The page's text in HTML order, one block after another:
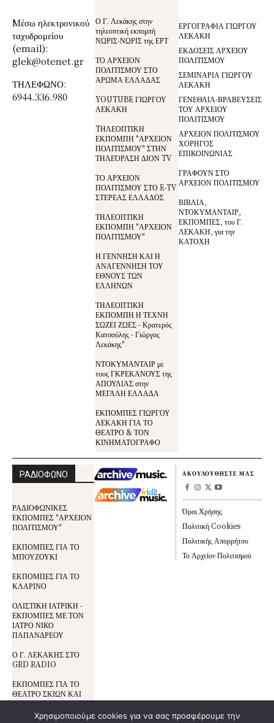
Mέσω ηλεκτρονικού
ταχυδρομείου
(email):
glek@otenet.gr
ΤΗΛΕΦΩΝΟ:
6944.336.980
Ο Γ. Λεκάκης στην
τηλεοπτική εκπομπή
ΝΩΡΙΣ-ΝΩΡΙΣ της ΕΡΤ
ΤΟ ΑΡΧΕΙΟΝ
ΠΟΛΙΤΙΣΜΟΥ ΣΤΟ
ΑΡΩΜΑ ΕΛΛΑΔΑΣ
YOUTUBE ΓΙΩΡΓΟΥ
ΛΕΚΑΚΗ
TΗΛΕΟΠΤΙΚΗ
ΕΚΠΟΜΠΗ "ΑΡΧΕΙΟΝ
ΠΟΛΙΤΙΣΜΟΥ" ΣΤΗΝ
ΤΗΛΕΌΡΑΣΗ ΔΙΟΝ TV
ΤΟ ΑΡΧΕΙΟΝ
ΠΟΛΙΤΙΣΜΟΥ ΣΤΟ E-TV
ΣΤΕΡΕΑΣ ΕΛΛΑΔΟΣ
ΤΗΛΕΟΠΤΙΚΗ
ΕΚΠΟΜΠΗ "ΑΡΧΕΙΟΝ
ΠΟΛΙΤΙΣΜΟΥ"
Η ΓΕΝΝΗΣΗ ΚΑΙ Η
ΑΝΑΓΕΝΝΗΣΗ ΤΟΥ
ΕΘΝΟΥΣ ΤΩΝ
ΕΛΛΗΝΩΝ
ΤΗΛΕΟΠΤΙΚΗ
ΕΚΠΟΜΠΗ Η ΤΕΧΝΗ
ΣΩΖΕΙ ΖΩΕΣ - Κρατερός
Κατσούλης - Γιώργος
Λεκάκης"
ΝΤΟΚΥΜΑΝΤΑΙΡ με
τους ΓΚΡΕΚΑΝΟΥΣ της
ΑΠΟΥΛΙΑΣ στην
ΜΕΓΑΛΗ ΕΛΛΑΔΑ
ΕΚΠΟΜΠΕΣ ΓΙΩΡΓΟΥ
ΛΕΚΑΚΗ ΓΙΑ ΤΟ
ΘΕΑΤΡΟ & ΤΟΝ
ΚΙΝΗΜΑΤΟΓΡΑΦΟ
ΕΡΓΟΓΡΑΦΙΑ ΓΙΩΡΓΟΥ
ΛΕΚΑΚΗ
ΕΚΔΟΣΕΙΣ ΑΡΧΕΙΟΥ
ΠΟΛΙΤΙΣΜΟΥ
ΣΕΜΙΝΑΡΙΑ ΓΙΩΡΓΟΥ
ΛΕΚΑΚΗ
ΓΕΝΕΘΛΙΑ-ΒΡΑΒΕΥΣΕΙΣ
ΤΟΥ ΑΡΧΕΙΟΥ
ΠΟΛΙΤΙΣΜΟΥ
ΑΡΧΕΙΟΝ ΠΟΛΙΤΙΣΜΟΥ
ΧΟΡΗΓΟΣ
ΕΠΙΚΟΙΝΩΝΙΑΣ
ΓΡΑΦΟΥΝ ΣΤΟ
ΑΡΧΕΙΟΝ ΠΟΛΙΤΙΣΜΟΥ
ΒΙΒΛΙΑ,
ΝΤΟΚΥΜΑΝΤΑΙΡ,
ΕΚΠΟΜΠΕΣ, του Γ.
ΛΕΚΑΚΗ, για την
ΚΑΤΟΧΗ
ΡΑΔΙΟΦΩΝΟ
ΡΑΔΙΟΦΩΝΙΚΕΣ
ΕΚΠΟΜΠΕΣ "ΑΡΧΕΙΟΝ
ΠΟΛΙΤΙΣΜΟΥ"
ΕΚΠΟΜΠΕΣ ΓΙΑ ΤΟ
ΜΠΟΥΖΟΥΚΙ
ΕΚΠΟΜΠΕΣ ΓΙΑ ΤΟ
ΚΛΑΡΙΝΟ
ΟΛΙΣΤΙΚΗ ΙΑΤΡΙΚΗ -
ΕΚΠΟΜΠΕΣ ΜΕ ΤΟΝ
ΙΑΤΡΟ ΝΙΚΟ
ΠΑΠΑΝΔΡΕΟΥ
Ο Γ. ΛΕΚΑΚΗΣ ΣΤΟ
GRD RADIO
ΕΚΠΟΜΠΕΣ ΓΙΑ ΤΟ
ΘΕΑΤΡΟ ΣΚΙΩΝ ΚΑΙ
ΤΟΝ ΚΑΡΑΓΚΙΟΖΗ
ΑΚΟΥΛΟΥΘΗΣΤΕ ΜΑΣ
Όροι Χρήσης
Πολιτική Cookies
Πολιτικής Απορρήτου
Το Αρχείον Πολιτισμού
Χρησιμοποιούμε cookies για να σας προσφέρουμε την